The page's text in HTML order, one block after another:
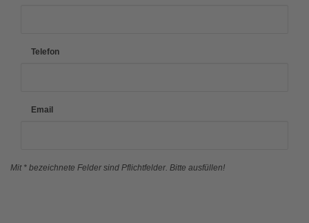
Telefon
Email
Mit * bezeichnete Felder sind Pflichtfelder. Bitte ausfüllen!